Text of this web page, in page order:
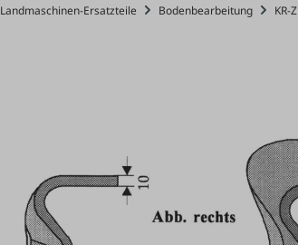
Landmaschinen-Ersatzteile Bodenbearbeitung KR-